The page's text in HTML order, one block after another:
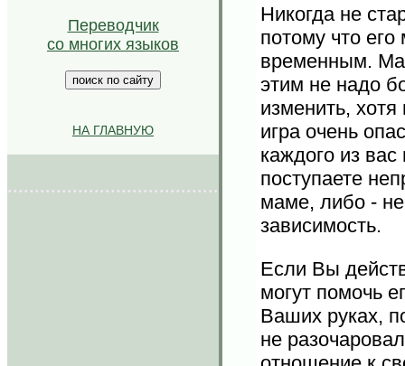
Переводчик
со многих языков
НА ГЛАВНУЮ
.......................................
Никогда не
потому что
временным.
этим не надо
изменить,
игра очень
каждого из
поступаете
маме, либо -
зависимость.
Если Вы
могут помочь
Ваших руках,
не